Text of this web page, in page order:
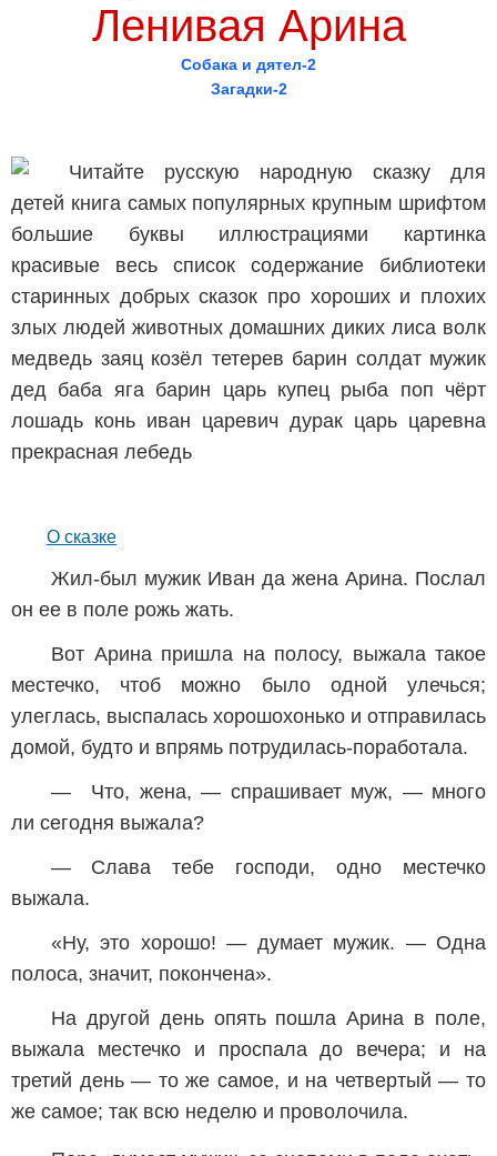
Ленивая Арина
Собака и дятел-2
Загадки-2
О сказке
Жил-был мужик Иван да жена Арина. Послал
он ее в поле рожь жать.
Вот Арина пришла на полосу, выжала такое
местечко, чтоб можно было одной улечься;
улеглась, выспалась хорошохонько и отправилась
домой, будто и впрямь потрудилась-поработала.
— Что, жена, — спрашивает муж, — много
ли сегодня выжала?
— Слава тебе господи, одно местечко
выжала.
«Ну, это хорошо! — думает мужик. — Одна
полоса, значит, покончена».
На другой день опять пошла Арина в поле,
выжала местечко и проспала до вечера; и на
третий день — то же самое, и на четвертый — то
же самое; так всю неделю и проволочила.